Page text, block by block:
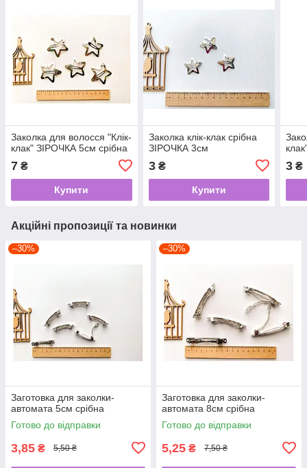
Заколка для волосся "Клік-
клак" ЗІРОЧКА 5см срібна
7 ₴
Купити
Заколка клік-клак срібна
ЗІРОЧКА 3см
3₴
Купити
3 ₴
Акційні пропозиції та новинки
–30%
Заготовка для заколки-
автомата 5см срібна
Готово до відправки
3,85 ₴ 5,50 ₴
–30%
Заготовка для заколки-
автомата 8см срібна
Готово до відправки
5,25 ₴ 7,50 ₴